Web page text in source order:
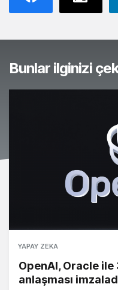
Bunlar ilginizi
YAPAY ZEKA
OpenAI, Oracle
anlaşması